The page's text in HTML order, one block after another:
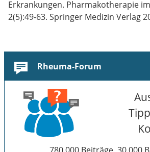
Erkrankungen. Pharmakotherapie
2(5):49-63. Springer Medizin Verlag
Rheuma-Forum